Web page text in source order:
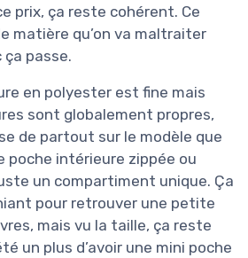
prix, ça reste cohérent. Ce
matière qu’on va maltraiter
passe.
en polyester est fine mais
sont globalement propres,
de partout sur le modèle que
poche intérieure zippée ou
un compartiment unique. Ça
pour retrouver une petite
mais vu la taille, ça reste
un plus d’avoir une mini poche